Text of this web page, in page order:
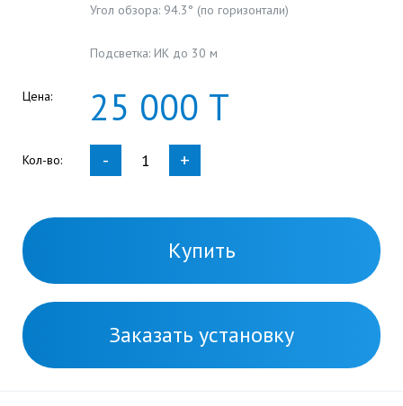
Угол обзора: 94.3° (по горизонтали)
Подсветка: ИК до 30 м
Цена: 25 000 Т
Кол-во: - +
Купить
Заказать установку